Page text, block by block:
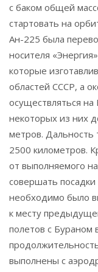
с баком общей
стартовать на
Ан-225 была
носителя
которые
областей СССР, а
осуществляться
некоторых из них
метров. Дальность
2500 километров.
от выполняемого
совершать
необходимо было
к месту
полетов с Бураном
выполнены с